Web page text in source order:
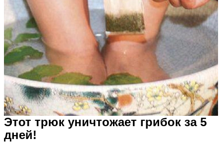
Этот трюк уничтожает грибок за 5
дней!